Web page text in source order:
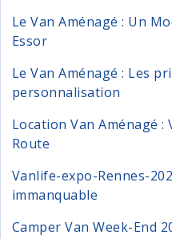
Le Van Aménagé : Un
Essor
Le Van Aménagé : Les
personnalisation
Location Van Aménagé :
Route
Vanlife-expo-Rennes-
immanquable
Camper Van Week-End